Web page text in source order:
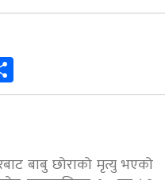
बाबु छोराको मृत्यु भएको